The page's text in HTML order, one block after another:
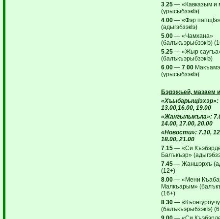
3. 25— «Кавказым и
(урысыбзэкIэ)
4. 00— «Фэр папщIэ»
(адыгэбзэкIэ)
5. 00— «Чамхана»
(балъкъэрыбзэкIэ)
5. 25— «Жыр
(балъкъэрыбзэкIэ)
6. 00— 7. 00Макъамэ
(урысыбзэкIэ)
Бэрэжьей, мазаем
«ХъыбарыщIэхэр»:
13.00,16.00, 19.00
«Жангылыкъла»:
14.00, 17.00, 20.00
«Новости»: 7.10,
18.00, 21.00
7. 15— «Си
Балъкъэр»
7. 45— Жаншэрхъ
(12+)
8. 00— «Мени
Малкъарым»
(16+)
8. 30—
(балъкъэрыбзэкIэ)